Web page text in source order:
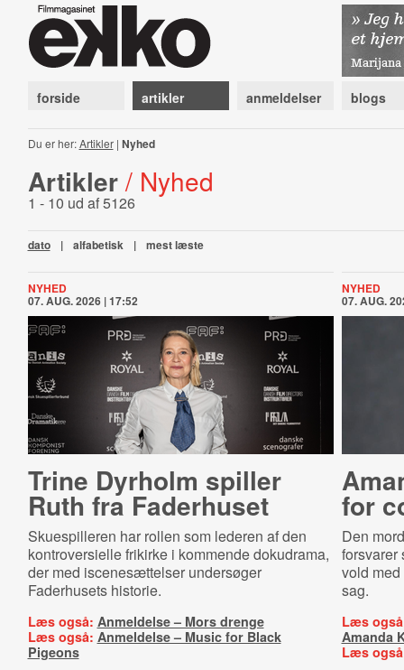
forside artikler anmeldelser blogs
Du er her:Artikler| Nyhed
Artikler / Nyhed
1 - 10 ud af 5126
dato | alfabetisk | mest læste
NYHED
07. AUG. 2026 | 17:52
Trine Dyrholm spiller
Ruth fra Faderhuset
Skuespilleren har rollen som lederen af den
kontroversielle frikirke i kommende dokudrama,
der med iscenesættelser undersøger
Faderhusets historie.
Læs også: Anmeldelse – Mors drenge
Læs også: Anmeldelse – Music for Black
Pigeons
NYHED
07. AUG.
for
Den
forsvarer
vold
sag.
Læs
Amanda
Læs